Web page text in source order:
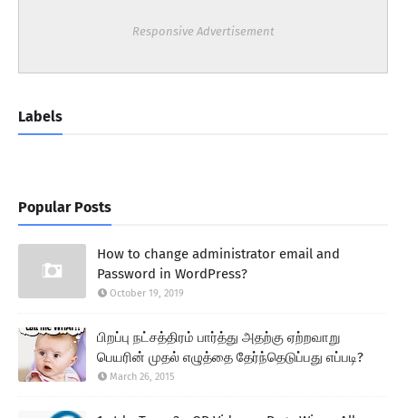
Responsive Advertisement
Labels
Popular Posts
How to change administrator email and
Password in WordPress?
October 19, 2019
பிறப்பு நட்சத்திரம் பார்த்து அதற்கு ஏற்றவாறு
பெயரின் முதல் எழுத்தை தேர்ந்தெடுப்பது எப்படி?
March 26, 2015